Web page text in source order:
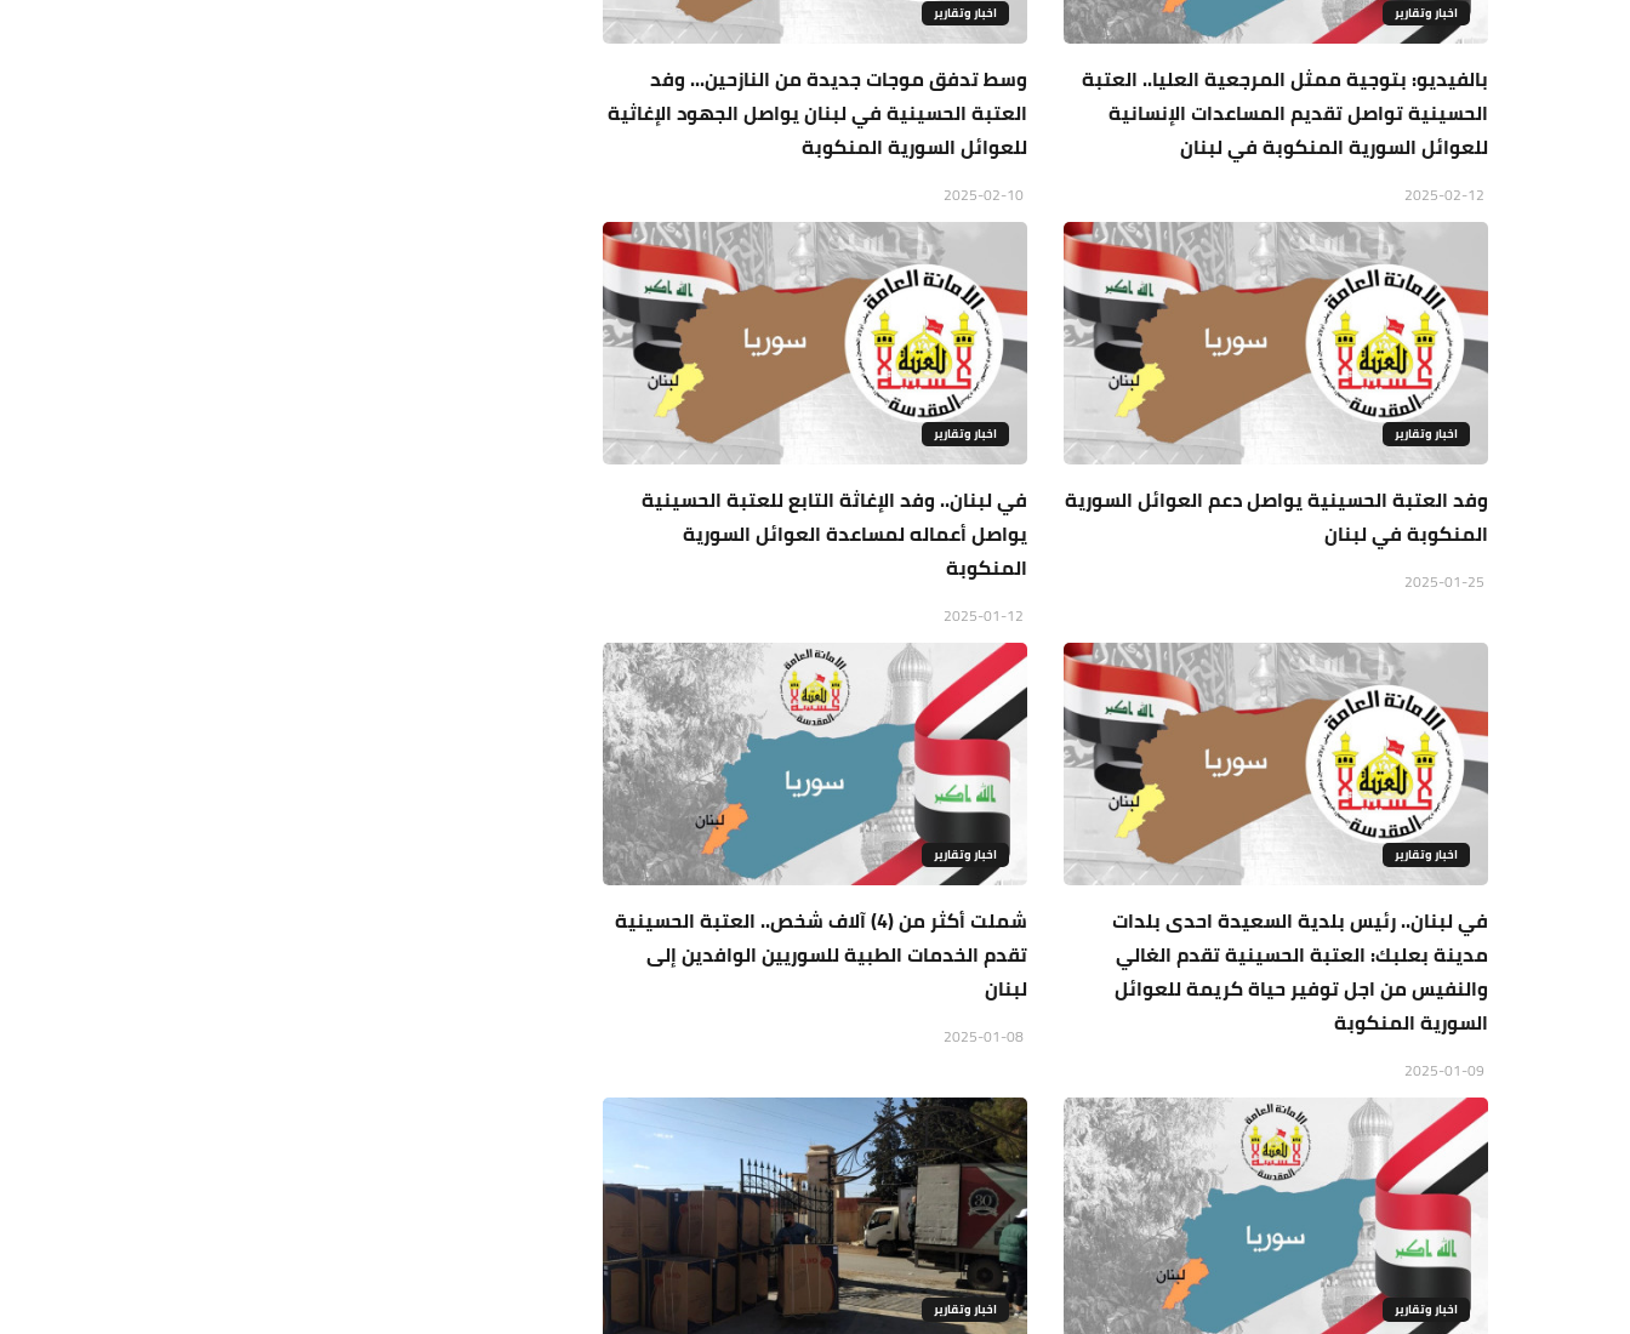
اخبار وتقارير
بالفيديو: بتوجية ممثل المرجعية العليا.. العتبة
الحسينية تواصل تقديم المساعدات الإنسانية
للعوائل السورية المنكوبة في لبنان
اخبار وتقارير
وسط تدفق موجات جديدة من النازحين... وفد
العتبة الحسينية في لبنان يواصل الجهود الإغاثية
للعوائل السورية المنكوبة
اخبار وتقارير
وفد العتبة الحسينية يواصل دعم العوائل السورية
المنكوبة في لبنان
اخبار وتقارير
في لبنان.. وفد الإغاثة التابع للعتبة الحسينية
يواصل أعماله لمساعدة العوائل السورية
المنكوبة
اخبار وتقارير
في لبنان.. رئيس بلدية السعيدة احدى بلدات
مدينة بعلبك: العتبة الحسينية تقدم الغالي
والنفيس من اجل توفير حياة كريمة للعوائل
السورية المنكوبة
اخبار وتقارير
شملت أكثر من (4) آلاف شخص.. العتبة الحسينية
تقدم الخدمات الطبية للسوريين الوافدين إلى
لبنان
اخبار وتقارير اخبار وتقارير